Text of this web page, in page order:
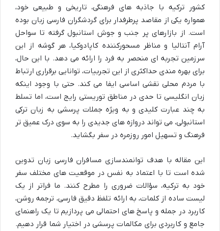
کشور ترکیه با جاذبه های فرهنگی، تاریخی و طبیعی خود،
همواره یکی از مقاصد پرطرفدار برای گردشگران فارسی زبان بوده
است. از بازارهای پر جنب و جوش استانبول گرفته تا سواحل
آرام آنتالیا و مناظر مسحورکننده کاپادوکیا، هر گوشه از این
سرزمین تجربه ای منحصر به فرد را ارائه می دهد. با این حال،
برای بهره مندی حداکثری از این تجربیات، توانایی برقراری ارتباط
با مردم محلی نقشی اساسی ایفا می کند. حتی با وجود اینکه
زبان انگلیسی تا حدی در مناطق توریستی رایج است، اما تسلط
به چند عبارت کلیدی و به ویژه جملات پرسشی به زبان ترکی
استانبولی، می تواند دروازه های جدیدی را به سوی درک عمیق تر
فرهنگ و تسهیل امور روزمره در سفر بگشاید.
این مقاله با هدف توانمندسازی مسافران فارسی زبان تدوین
شده است تا با اعتماد به نفس در موقعیت های مختلف سفر
خود به ترکیه، سؤالات ضروری را مطرح کنند. ما فراتر از یک
لیست ساده از کلمات، به ارائه تلفظ دقیق فارسی، ترجمه روشن،
کاربرد در جمله و پاسخ های احتمالی می پردازیم تا یک راهنمای
جامع و کاربردی برای مکالمات پرسشی در اختیار شما قرار دهیم.